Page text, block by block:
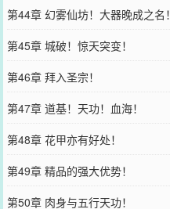
第44章 幻雾仙坊！大器晚成之名！
第45章 城破！惊天突变！
第46章 拜入圣宗！
第47章 道基！天功！血海！
第48章 花甲亦有好处！
第49章 精品的强大优势！
第50章 肉身与五行天功！